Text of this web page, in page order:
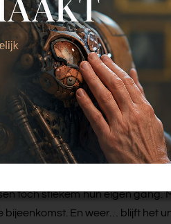
willen beter samenwerken.
on the job bij de
de tools die ik daar vaak
goed met het team. We
heel serieus te
over het team. Het is steeds
toch stiekem hun eigen
En weer… blijft het